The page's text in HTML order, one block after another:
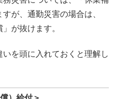
が、通勤災害の場合は、
が抜けます。
を頭に入れておくと理解し